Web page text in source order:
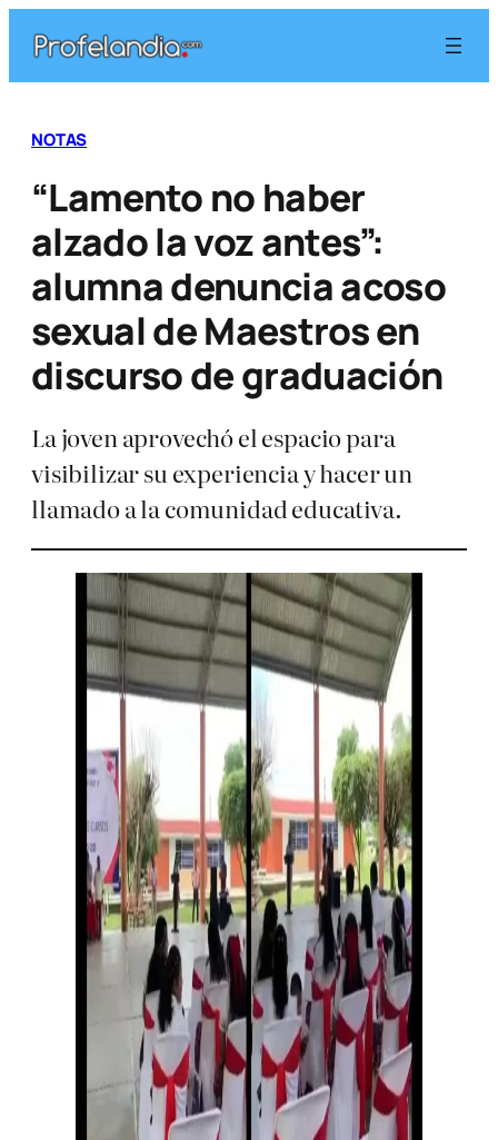
contenido
NOTAS
“Lamento no haber
alzado la voz antes”:
alumna denuncia acoso
sexual de Maestros en
discurso de graduación
La joven aprovechó el espacio para
visibilizar su experiencia y hacer un
llamado a la comunidad educativa.